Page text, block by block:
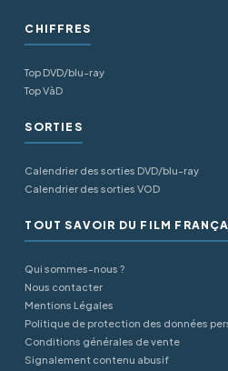
CHIFFRES
Top DVD/blu-ray
Top VàD
SORTIES
Calendrier des sorties DVD/blu-ray
Calendrier des sorties VOD
TOUT SAVOIR DU FILM
Qui sommes-nous ?
Nous contacter
Mentions Légales
Politique de protection des données
Conditions générales de vente
Signalement contenu abusif